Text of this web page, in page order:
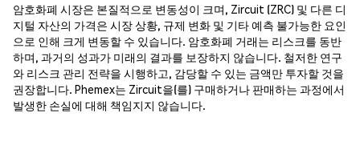
암호화폐 시장은 본질적으로 변동성이 크며, Zircuit (ZRC) 및 다른 디
지털 자산의 가격은 시장 상황, 규제 변화 및 기타 예측 불가능한 요인
으로 인해 크게 변동할 수 있습니다. 암호화폐 거래는 리스크를 동반
하며, 과거의 성과가 미래의 결과를 보장하지 않습니다. 철저한 연구
와 리스크 관리 전략을 시행하고, 감당할 수 있는 금액만 투자할 것을
권장합니다. Phemex는 Zircuit을(를) 구매하거나 판매하는 과정에서
발생한 손실에 대해 책임지지 않습니다.